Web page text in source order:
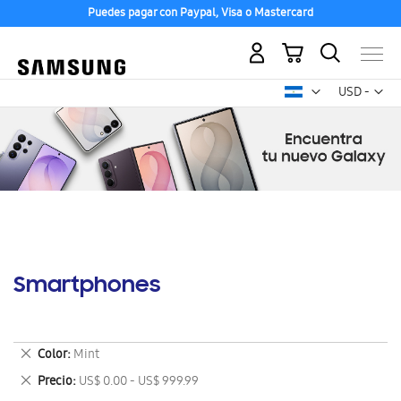
Puedes pagar con Paypal, Visa o Mastercard
USD -
dólar
Mi carrito
Smartphones
Color Mint
Eliminar
este
artículo
Precio US$ 0.00 - US$ 999.99
Eliminar